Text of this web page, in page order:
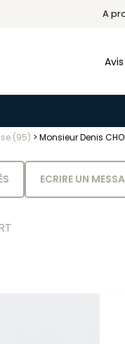
A
(95) > Monsieur Denis
ECRIRE UN